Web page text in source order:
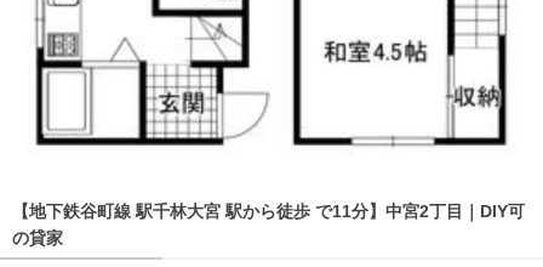
【地下鉄谷町線 駅千林大宮 駅から徒歩 で11分】中宮2丁目｜DIY可
の貸家